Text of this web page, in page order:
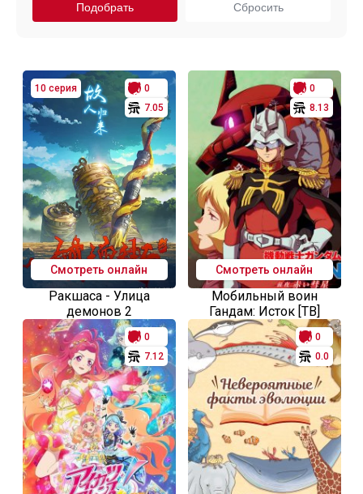
10 серия
0
7.05
Смотреть онлайн
Ракшаса - Улица
демонов 2
0
8.13
Смотреть онлайн
Мобильный воин
Гандам: Исток [ТВ]
0
7.12
0
0.0